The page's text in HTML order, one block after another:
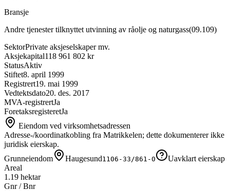
Bransje
Andre tjenester tilknyttet utvinning av råolje og naturgass(09.109)
SektorPrivate aksjeselskaper mv.
Aksjekapital118 961 802 kr
StatusAktiv
Stiftet8. april 1999
Registrert19. mai 1999
Vedtektsdato20. des. 2017
MVA-registrertJa
ForetaksregisteretJa
Eiendom ved virksomhetsadressen
Adresse-/koordinatkobling fra Matrikkelen; dette dokumenterer ikke
juridisk eierskap.
Grunneiendom
Haugesund1106-33/861-0
Uavklart eierskap
Areal
1.19 hektar
Gnr / Bnr